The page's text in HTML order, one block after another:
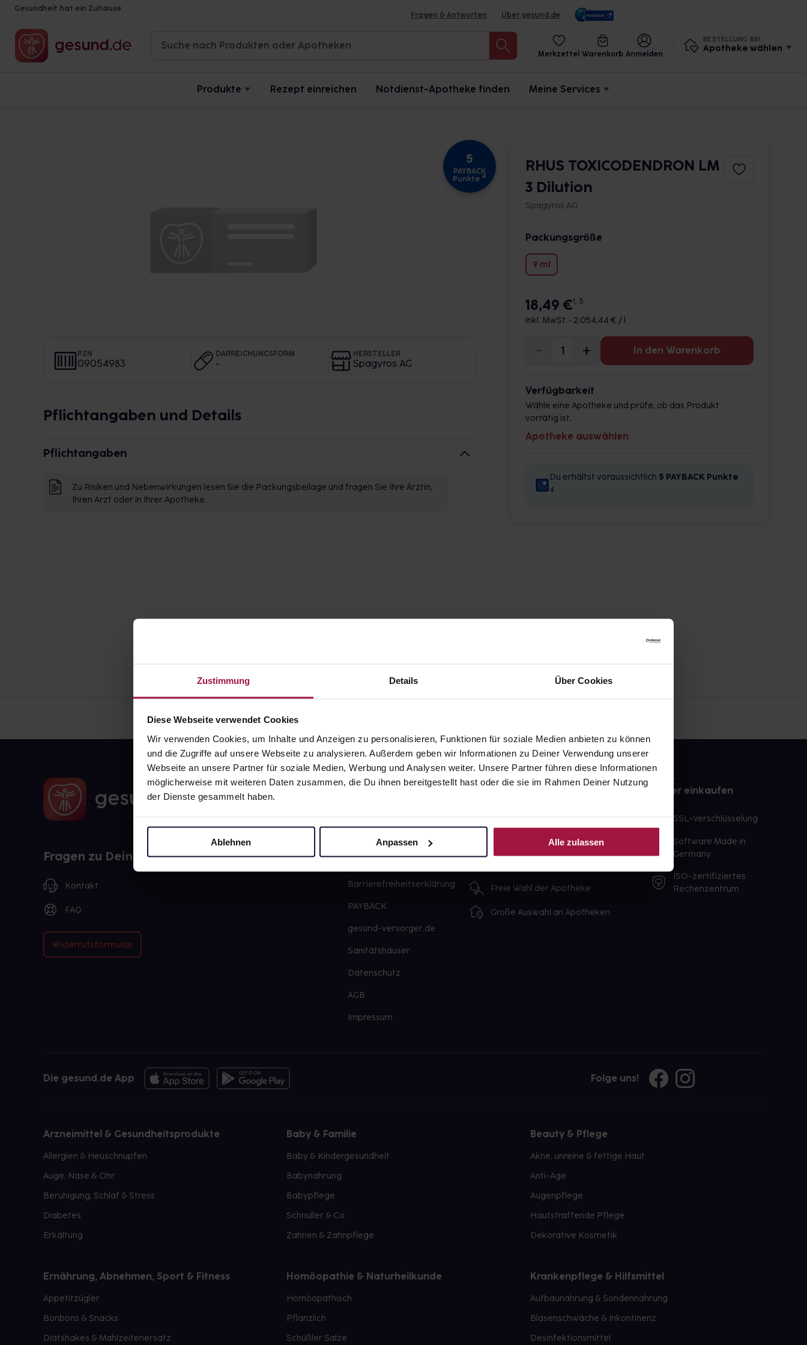
Zustimmung Details Über Cookies
Diese Webseite verwendet Cookies
Wir verwenden Cookies, um Inhalte und Anzeigen zu personalisieren, Funktionen für soziale Medien anbieten zu können
und die Zugriffe auf unsere Webseite zu analysieren. Außerdem geben wir Informationen zu Deiner Verwendung unserer
Webseite an unsere Partner für soziale Medien, Werbung und Analysen weiter. Unsere Partner führen diese Informationen
möglicherweise mit weiteren Daten zusammen, die Du ihnen bereitgestellt hast oder die sie im Rahmen Deiner Nutzung
der Dienste gesammelt haben.
Ablehnen Anpassen Alle zulassen
Gesundheit hat ein Zuhause
Fragen & Antworten Über gesund.de
Merkzettel Warenkorb Anmelden
BESTELLUNG BEI
Apotheke wählen
Produkte Rezept einreichen Notdienst-Apotheke finden Meine Services
5
PAYBACK
Punkte 4
PZN
09054983
DARREICHUNGSFORM
-
HERSTELLER
Spagyros AG
Pflichtangaben und Details
Pflichtangaben
Zu Risiken und Nebenwirkungen lesen Sie die Packungsbeilage und fragen Sie Ihre Ärztin,
Ihren Arzt oder in Ihrer Apotheke.
RHUS TOXICODENDRON LM
3 Dilution
Spagyros AG
Packungsgröße
9 ml
18,49 €1, 3
inkl. MwSt. • 2.054,44 € / l
In den Warenkorb
Verfügbarkeit
Wähle eine Apotheke und prüfe, ob das Produkt
vorrätig ist.
Apotheke auswählen
Du erhältst voraussichtlich 5 PAYBACK Punkte
4
Fragen zu Deiner Bestellung?
Kontakt
FAQ
Widerrufsformular
Karriere
Barrierefreiheitserklärung
PAYBACK
gesund-versorger.de
Sanitätshäuser
Datenschutz
AGB
Impressum
sofort abholbereit
Freie Wahl der Apotheke
Große Auswahl an Apotheken
Sicher einkaufen
SSL-Verschlüsselung
Software Made in
Germany
ISO-zertifiziertes
Rechenzentrum
Die gesund.de App Folge uns!
Arzneimittel & Gesundheitsprodukte
Allergien & Heuschnupfen
Auge, Nase & Ohr
Beruhigung, Schlaf & Stress
Diabetes
Erkältung
Baby & Familie
Baby & Kindergesundheit
Babynahrung
Babypflege
Schnuller & Co.
Zahnen & Zahnpflege
Beauty & Pflege
Akne, unreine & fettige Haut
Anti-Age
Augenpflege
Hautstraffende Pflege
Dekorative Kosmetik
Ernährung, Abnehmen, Sport & Fitness
Appetitzügler
Bonbons & Snacks
Diätshakes & Mahlzeitenersatz
Homöopathie & Naturheilkunde
Homöopathisch
Pflanzlich
Schüßler Salze
Krankenpflege & Hilfsmittel
Aufbaunahrung & Sondennahrung
Blasenschwäche & Inkontinenz
Desinfektionsmittel